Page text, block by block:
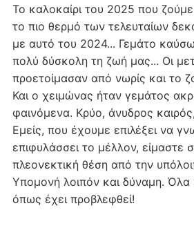
Το καλοκαίρι του 2025 που ζούμε
το πιο θερμό των τελευταίων
με αυτό του 2024... Γεμάτο
πολύ δύσκολη τη ζωή μας... Οι
προετοίμασαν από νωρίς και το
Και ο χειμώνας ήταν γεμάτος
φαινόμενα. Κρύο, άνυδρος
Εμείς, που έχουμε επιλέξει να
επιφυλάσσει το μέλλον, είμαστε
πλεονεκτική θέση από την
Υπομονή λοιπόν και δύναμη. Όλα
όπως έχει προβλεφθεί!